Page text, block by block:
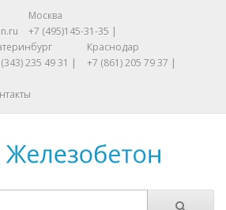
Москва
+7 (495)145-31-35 |
235 49 31 |
Краснодар
+7 (861) 205 79 37 |